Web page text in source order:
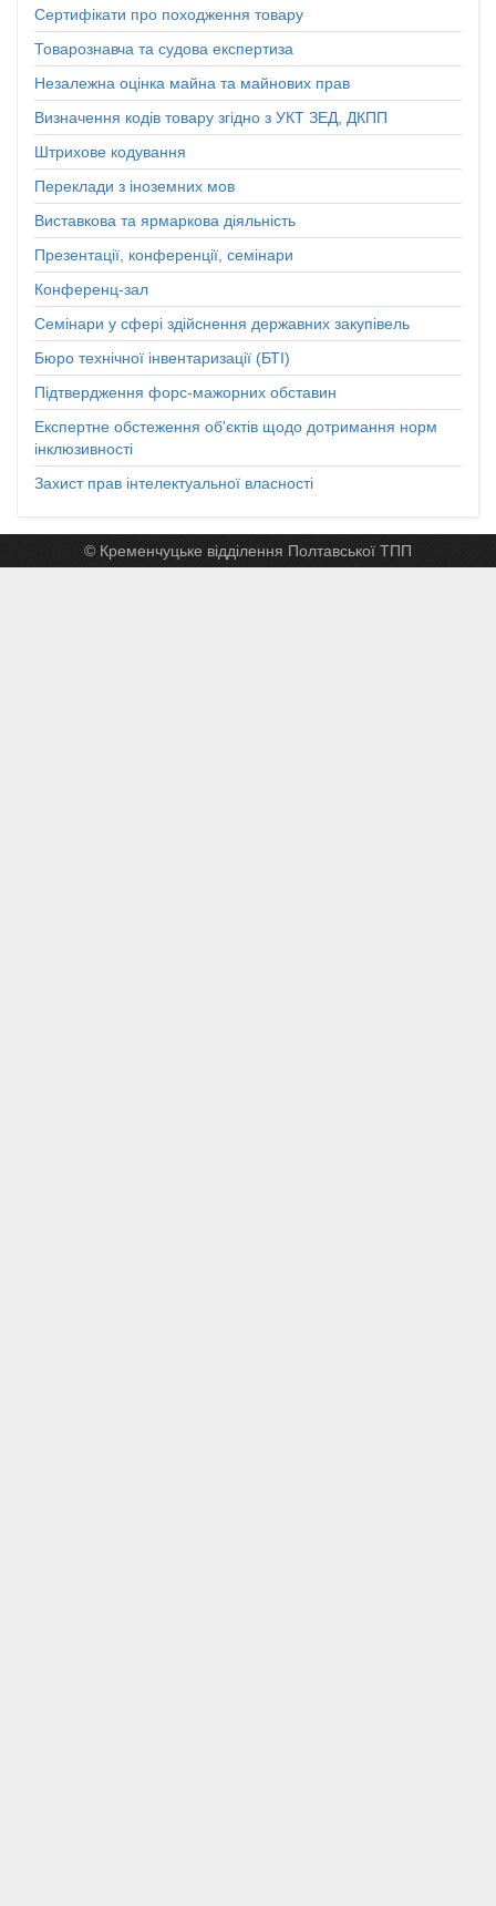
Сертифікати про походження товару
Товарознавча та судова експертиза
Незалежна оцінка майна та майнових прав
Визначення кодів товару згідно з УКТ ЗЕД, ДКПП
Штрихове кодування
Переклади з іноземних мов
Виставкова та ярмаркова діяльність
Презентації, конференції, семінари
Конференц-зал
Семінари у сфері здійснення державних закупівель
Бюро технічної інвентаризації (БТІ)
Підтвердження форс-мажорних обставин
Експертне обстеження об'єктів щодо дотримання норм
інклюзивності
Захист прав інтелектуальної власності
© Кременчуцьке відділення Полтавської ТПП